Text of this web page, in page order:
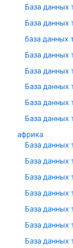
База данных
База данных
база данных
База данных
База данных
База данных
База данных
База данных
африка
База данных
База данных
База данных
База данных
База данных
База данных
База данных